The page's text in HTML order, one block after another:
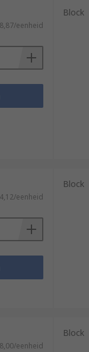
eenheid
Block
eenheid
Block
eenheid
Block